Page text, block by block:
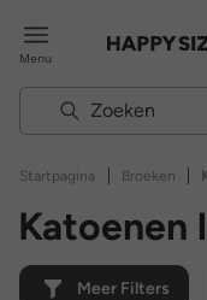
Menu
Startpagina | Broeken |
Katoenen
Meer Filters